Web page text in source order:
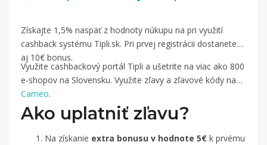
Získajte 1,5% naspäť z hodnoty núkupu na pri využití
cashback systému Tipli.sk. Pri prvej registrácii dostanete
aj 10€ bonus.
Využite cashbackový portál Tipli a ušetrite na viac ako 800
e-shopov na Slovensku. Využite zľavy a zľavové kódy na
Carneo.
Ako uplatniť zľavu?
Na získanie extra bonusu v hodnote 5€ k prvému